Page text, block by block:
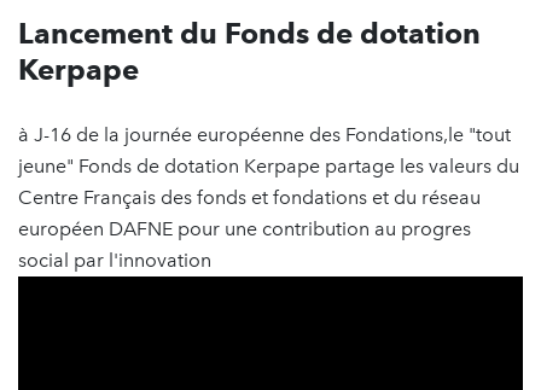
Lancement du Fonds de dotation
Kerpape
à J-16 de la journée européenne des Fondations,le "tout
jeune" Fonds de dotation Kerpape partage les valeurs du
Centre Français des fonds et fondations et du réseau
européen DAFNE pour une contribution au progres
social par l'innovation